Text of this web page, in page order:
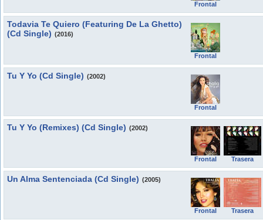
Frontal
Todavia Te Quiero (Featuring De La Ghetto)
(Cd Single) (2016)
Frontal
Tu Y Yo (Cd Single) (2002)
Frontal
Tu Y Yo (Remixes) (Cd Single) (2002)
Frontal Trasera
Un Alma Sentenciada (Cd Single) (2005)
Frontal Trasera